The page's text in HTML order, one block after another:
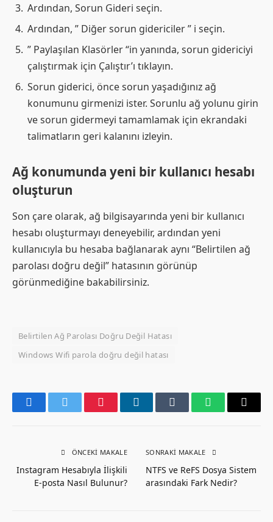
Ardından, Sorun Gideri seçin.
Ardından, ” Diğer sorun gidericiler ” i seçin.
” Paylaşılan Klasörler “in yanında, sorun gidericiyi
çalıştırmak için Çalıştır’ı tıklayın.
Sorun giderici, önce sorun yaşadığınız ağ
konumunu girmenizi ister. Sorunlu ağ yolunu girin
ve sorun gidermeyi tamamlamak için ekrandaki
talimatların geri kalanını izleyin.
Ağ konumunda yeni bir kullanıcı hesabı
oluşturun
Son çare olarak, ağ bilgisayarında yeni bir kullanıcı
hesabı oluşturmayı deneyebilir, ardından yeni
kullanıcıyla bu hesaba bağlanarak aynı “Belirtilen ağ
parolası doğru değil” hatasının görünüp
görünmediğine bakabilirsiniz.
Belirtilen Ağ Parolası Doğru Değil Hatası
Windows Wifi parola doğru değil hatası
FacebookTwitter PinterestLinkedInTumblr WhatsAppEmail
ÖNCEKI MAKALE
Instagram Hesabıyla İlişkili
E-posta Nasıl Bulunur?
SONRAKI MAKALE
NTFS ve ReFS Dosya Sistem
arasındaki Fark Nedir?